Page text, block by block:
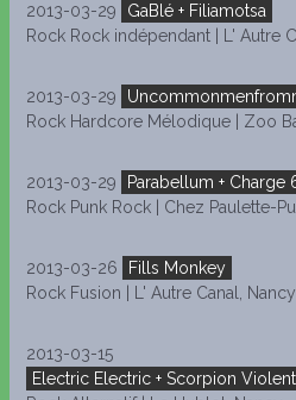
2013-03-29
GaBlé + Filiamotsa
Rock Rock indépendant | L' Autre
2013-03-29
Rock Hardcore Mélodique | Zoo
2013-03-29
Parabellum + Charge
Rock Punk Rock | Chez Paulette-
2013-03-26
Fills Monkey
Rock Fusion | L' Autre Canal, Nancy
2013-03-15
Electric Electric + Scorpion